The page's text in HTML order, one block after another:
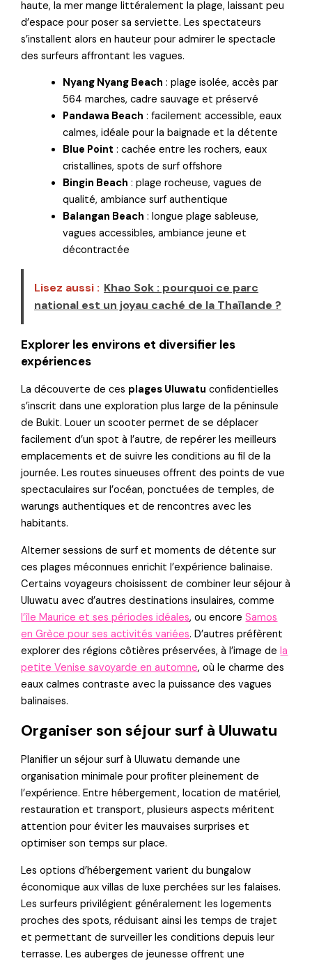
haute, la mer mange littéralement la plage, laissant peu
d’espace pour poser sa serviette. Les spectateurs
s’installent alors en hauteur pour admirer le spectacle
des surfeurs affrontant les vagues.
Nyang Nyang Beach : plage isolée, accès par
564 marches, cadre sauvage et préservé
Pandawa Beach : facilement accessible, eaux
calmes, idéale pour la baignade et la détente
Blue Point : cachée entre les rochers, eaux
cristallines, spots de surf offshore
Bingin Beach : plage rocheuse, vagues de
qualité, ambiance surf authentique
Balangan Beach : longue plage sableuse,
vagues accessibles, ambiance jeune et
décontractée
Lisez aussi : Khao Sok : pourquoi ce parc
national est un joyau caché de la Thaïlande ?
Explorer les environs et diversifier les
expériences
La découverte de ces plages Uluwatu confidentielles
s’inscrit dans une exploration plus large de la péninsule
de Bukit. Louer un scooter permet de se déplacer
facilement d’un spot à l’autre, de repérer les meilleurs
emplacements et de suivre les conditions au fil de la
journée. Les routes sinueuses offrent des points de vue
spectaculaires sur l’océan, ponctuées de temples, de
warungs authentiques et de rencontres avec les
habitants.
Alterner sessions de surf et moments de détente sur
ces plages méconnues enrichit l’expérience balinaise.
Certains voyageurs choisissent de combiner leur séjour à
Uluwatu avec d’autres destinations insulaires, comme
l’île Maurice et ses périodes idéales, ou encoreSamos
en Grèce pour ses activités variées. D’autres préfèrent
explorer des régions côtières préservées, à l’image dela
petite Venise savoyarde en automne, où le charme des
eaux calmes contraste avec la puissance des vagues
balinaises.
Organiser son séjour surf à Uluwatu
Planifier un séjour surf à Uluwatu demande une
organisation minimale pour profiter pleinement de
l’expérience. Entre hébergement, location de matériel,
restauration et transport, plusieurs aspects méritent
attention pour éviter les mauvaises surprises et
optimiser son temps sur place.
Les options d’hébergement varient du bungalow
économique aux villas de luxe perchées sur les falaises.
Les surfeurs privilégient généralement les logements
proches des spots, réduisant ainsi les temps de trajet
et permettant de surveiller les conditions depuis leur
terrasse. Les auberges de jeunesse offrent une